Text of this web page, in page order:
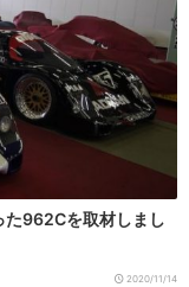
た962Cを取材しまし
2020/11/14